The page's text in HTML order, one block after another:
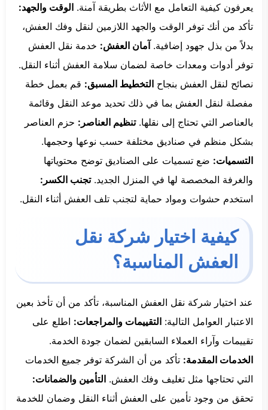
يعرفون كيفية التعامل مع الأثاث بطريقة آمنة. الوقت والجهد:
تأكد من أنك توفر الوقت والجهد اللازمين لنقل وفك العفش،
بدلاً من بذل جهود إضافية. آمان العفش: خدمة نقل العفش
توفر أدوات ومعدات خاصة لضمان سلامة العفش أثناء النقل.
نصائح لنقل العفش بنجاح التخطيط المسبق: قم بعمل خطة
مفصلة لنقل العفش بما في ذلك تحديد موعد النقل وقائمة
بالعناصر التي تحتاج إلى نقلها.تنظيم العناصر: حزم العناصر
بشكل منظم في صناديق مختلفة حسب نوعها وحجمها.
التسميات: ضع تسميات على الصناديق توضح محتوياتها
والغرفة المخصصة لها في المنزل الجديد.تجنب الكسر:
استخدم حشوات ومواد حماية لتجنب تلف العفش أثناء النقل.
كيفية اختيار شركة نقل
العفش المناسبة؟
عند اختيار شركة نقل العفش المناسبة، تأكد من أن تأخذ بعين
الاعتبار العوامل التالية: التقييمات والمراجعات: اطلع على
تقييمات وآراء العملاء السابقين لضمان جودة الخدمة.
الخدمات المقدمة: تأكد من أن الشركة توفر جميع الخدمات
التي تحتاجها مثل تغليف وفك العفش. التأمين والضمانات:
تحقق من وجود تأمين على العفش أثناء النقل وضمان للخدمة